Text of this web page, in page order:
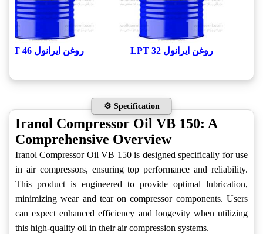
روغن ایرانول LPT 32 روغن ایرانول LPT 46
⚙️ Specification
Iranol Compressor Oil VB 150: A
Comprehensive Overview
Iranol Compressor Oil VB 150 is designed specifically for use
in air compressors, ensuring top performance and reliability.
This product is engineered to provide optimal lubrication,
minimizing wear and tear on compressor components. Users
can expect enhanced efficiency and longevity when utilizing
this high-quality oil in their air compression systems.